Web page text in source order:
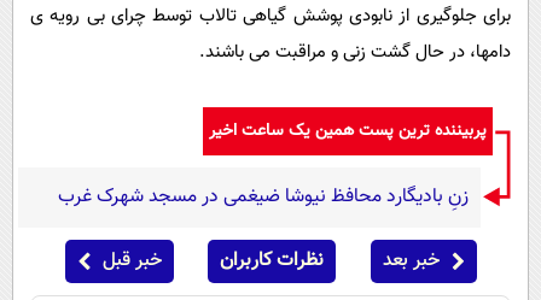
برای جلوگیری از نابودی پوشش گیاهی تالاب توسط چرای بی رویه ی
دامها، در حال گشت زنی و مراقبت می باشند.
پربیننده ترین پست همین یک ساعت اخیر
زنِ بادیگارد محافظ نیوشا ضیغمی در مسجد شهرک غرب
خبر بعد نظرات کاربران خبر قبل